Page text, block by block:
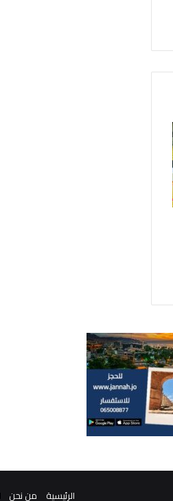
الرئيسية من نحن